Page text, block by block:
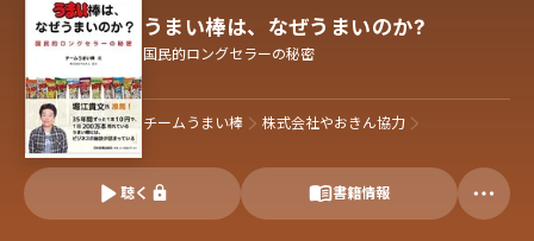
うまい棒は、なぜうまいのか?
国民的ロングセラーの秘密
チームうまい棒 株式会社やおきん協力
聴く 書籍情報